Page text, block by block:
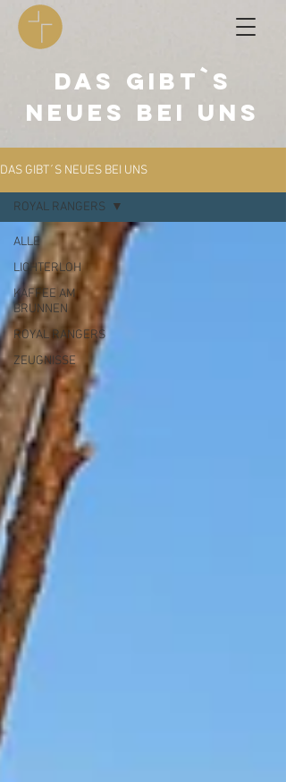
DAS GIBT`S
NEUES BEI UNS
DAS GIBT´S NEUES BEI UNS
ALLE
LICHTERLOH
KAFFEE AM
BRUNNEN
ROYAL RANGERS
ZEUGNISSE
ROYAL RANGERS